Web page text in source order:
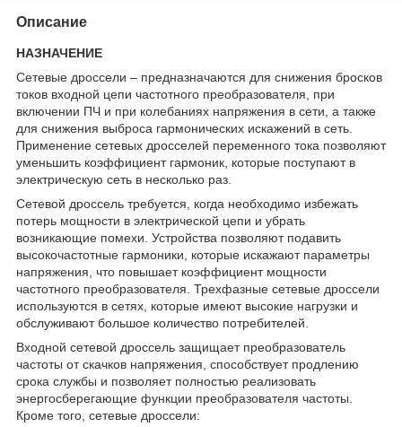
Описание
НАЗНАЧЕНИЕ
Сетевые дроссели – предназначаются для снижения бросков
токов входной цепи частотного преобразователя, при
включении ПЧ и при колебаниях напряжения в сети, а также
для снижения выброса гармонических искажений в сеть.
Применение сетевых дросселей переменного тока позволяют
уменьшить коэффициент гармоник, которые поступают в
электрическую сеть в несколько раз.
Сетевой дроссель требуется, когда необходимо избежать
потерь мощности в электрической цепи и убрать
возникающие помехи. Устройства позволяют подавить
высокочастотные гармоники, которые искажают параметры
напряжения, что повышает коэффициент мощности
частотного преобразователя. Трехфазные сетевые дроссели
используются в сетях, которые имеют высокие нагрузки и
обслуживают большое количество потребителей.
Входной сетевой дроссель защищает преобразователь
частоты от скачков напряжения, способствует продлению
срока службы и позволяет полностью реализовать
энергосберегающие функции преобразователя частоты.
Кроме того, сетевые дроссели: